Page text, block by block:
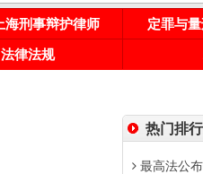
海刑事辩护律师
定罪与
律法规
热门排行
最高法公